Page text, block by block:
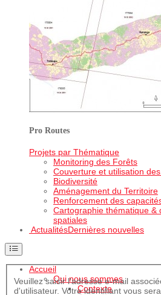
Pro Routes
Projets par Thématique
Monitoring des Forêts
Couverture et utilisation
Biodiversité
Aménagement du Territoire
Renforcement des
Cartographie thématique &
spatiales
ActualitésDernières nouvelles
Accueil
Qui nous sommes
Contexte
Veuillez saisir l'adresse e-mail
d'utilisateur. Votre identifiant vous